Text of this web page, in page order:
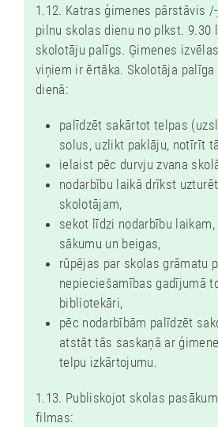
K
A
I
E
S
!
N
O
B
E
R
L
Ī
N
E
S
1.12. Katras ģimenes pārstāvis
pilnu skolas dienu no plkst. 9.30
skolotāju palīgs. Ģimenes
viņiem ir ērtāka. Skolotāja palīga
dienā:
palīdzēt sakārtot telpas
solus, uzlikt paklāju, notīrīt
ielaist pēc durvju zvana
nodarbību laikā drīkst
skolotājam,
sekot līdzi nodarbību
sākumu un beigas,
rūpējas par skolas grāmatu
nepieciešamības gadījumā
bibliotekāri,
pēc nodarbībām palīdzēt
atstāt tās saskaņā ar
telpu izkārtojumu.
1.13. Publiskojot skolas
filmas: